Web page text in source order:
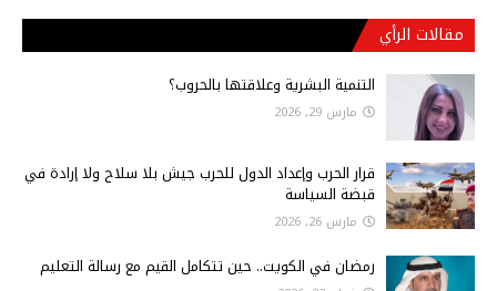
مقالات الرأي
التنمية البشرية وعلاقتها بالحروب؟
مارس 29, 2026
قرار الحرب وإعداد الدول للحرب جيش بلا سلاح ولا إرادة في
قبضة السياسة
مارس 26, 2026
رمضان في الكويت.. حين تتكامل القيم مع رسالة التعليم